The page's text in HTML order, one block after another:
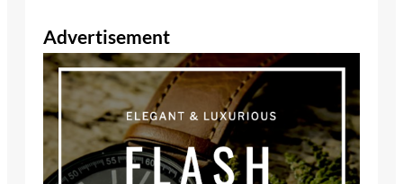
Advertisement